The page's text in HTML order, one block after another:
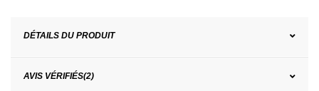
DÉTAILS DU PRODUIT
AVIS VÉRIFIÉS(2)